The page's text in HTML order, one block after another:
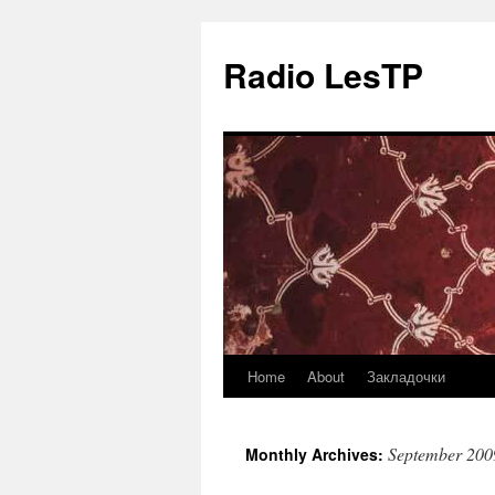
Radio LesTP
Skip
content
Home About Закладочки
Monthly Archives: September